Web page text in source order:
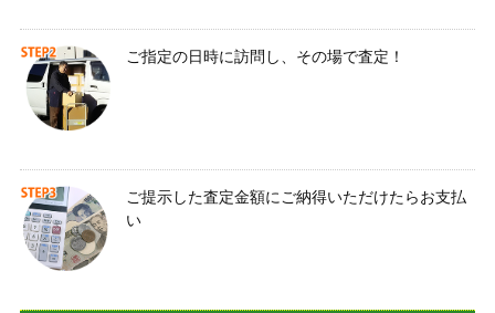
ご指定の日時に訪問し、その場で査定！
ご提示した査定金額にご納得いただけたらお支払
い